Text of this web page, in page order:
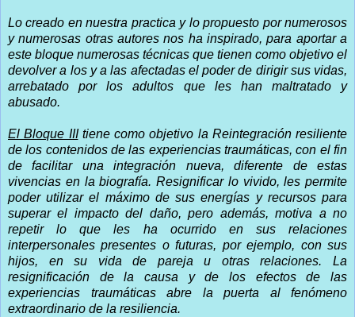
Lo creado en nuestra practica y lo propuesto por numerosos
y numerosas otras autores nos ha inspirado, para aportar a
este bloque numerosas técnicas que tienen como objetivo el
devolver a los y a las afectadas el poder de dirigir sus vidas,
arrebatado por los adultos que les han maltratado y
abusado.
El Bloque IIItiene como objetivo la Reintegración resiliente
de los contenidos de las experiencias traumáticas, con el fin
de facilitar una integración nueva, diferente de estas
vivencias en la biografía. Resignificar lo vivido, les permite
poder utilizar el máximo de sus energías y recursos para
superar el impacto del daño, pero además, motiva a no
repetir lo que les ha ocurrido en sus relaciones
interpersonales presentes o futuras, por ejemplo, con sus
hijos, en su vida de pareja u otras relaciones. La
resignificación de la causa y de los efectos de las
experiencias traumáticas abre la puerta al fenómeno
extraordinario de la resiliencia.